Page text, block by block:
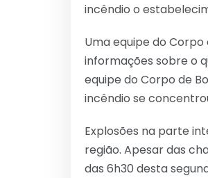
incêndio o
Uma equipe do
informações sobre o
equipe do Corpo de
incêndio se
Explosões na parte
região. Apesar das
das 6h30 desta